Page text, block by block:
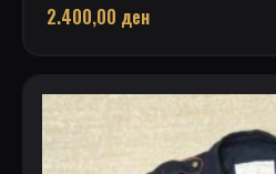
2.400,00 ден